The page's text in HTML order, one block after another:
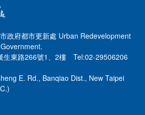
政府都市更新處 Urban Redevelopment
生東路266號1、2樓 Tel:02-29506206
E. Rd., Banqiao Dist., New Taipei